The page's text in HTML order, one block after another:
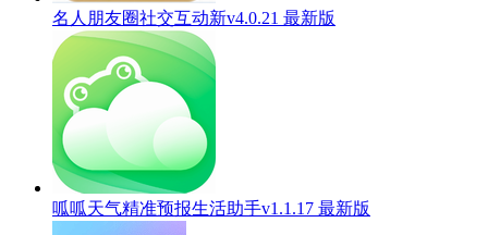
名人朋友圈社交互动新v4.0.21 最新版
呱呱天气精准预报生活助手v1.1.17 最新版